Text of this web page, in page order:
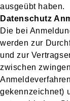
ausgeübt haben.
Datenschutz
Die bei
werden zur
und zur
zwischen
gekennzeichnet)